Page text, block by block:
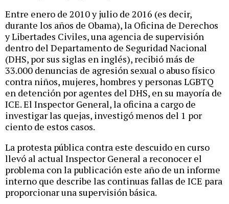
Entre enero de 2010 y julio de 2016 (es decir,
durante los años de Obama), la Oficina de Derechos
y Libertades Civiles, una agencia de supervisión
dentro del Departamento de Seguridad Nacional
(DHS, por sus siglas en inglés), recibió más de
33.000 denuncias de agresión sexual o abuso físico
contra niños, mujeres, hombres y personas LGBTQ
en detención por agentes del DHS, en su mayoría de
ICE. El Inspector General, la oficina a cargo de
investigar las quejas, investigó menos del 1 por
ciento de estos casos.
La protesta pública contra este descuido en curso
llevó al actual Inspector General a reconocer el
problema con la publicación este año de un informe
interno que describe las continuas fallas de ICE para
proporcionar una supervisión básica.